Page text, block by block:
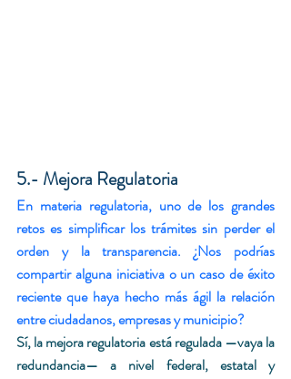
5.- Mejora Regulatoria
En materia regulatoria, uno de los grandes
retos es simplificar los trámites sin perder el
orden y la transparencia. ¿Nos podrías
compartir alguna iniciativa o un caso de éxito
reciente que haya hecho más ágil la relación
entre ciudadanos, empresas y municipio?
Sí, la mejora regulatoria está regulada —vaya la
redundancia— a nivel federal, estatal y